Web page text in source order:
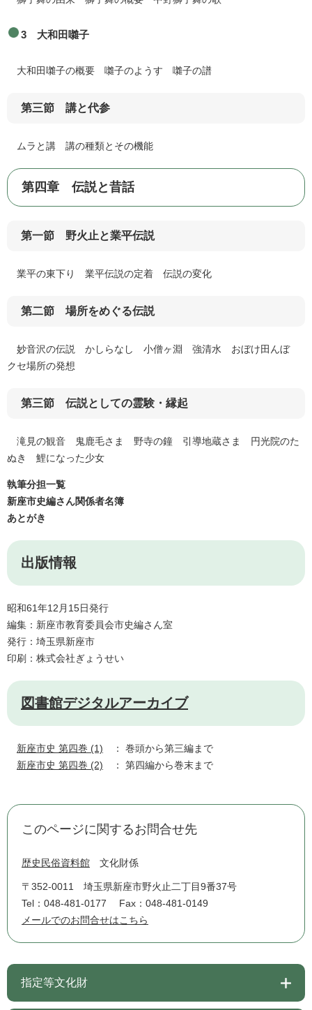
3 大和田囃子
大和田囃子の概要 囃子のようす 囃子の譜
第三節 講と代参
ムラと講 講の種類とその機能
第四章 伝説と昔話
第一節 野火止と業平伝説
業平の東下り 業平伝説の定着 伝説の変化
第二節 場所をめぐる伝説
妙音沢の伝説 かしらなし 小僧ヶ淵 強清水 おぼけ田んぼ
クセ場所の発想
第三節 伝説としての霊験・縁起
滝見の観音 鬼鹿毛さま 野寺の鐘 引導地蔵さま 円光院のた
ぬき 鯉になった少女
執筆分担一覧
新座市史編さん関係者名簿
あとがき
出版情報
昭和61年12月15日発行
編集：新座市教育委員会市史編さん室
発行：埼玉県新座市
印刷：株式会社ぎょうせい
図書館デジタルアーカイブ
新座市史 第四巻 (1) ： 巻頭から第三編まで
新座市史 第四巻 (2) ： 第四編から巻末まで
このページに関するお問合せ先
歴史民俗資料館 文化財係
〒352-0011
埼玉県新座市野火止二丁目9番37号
Tel：048-481-0177
Fax：048-481-0149
メールでのお問合せはこちら
指定等文化財